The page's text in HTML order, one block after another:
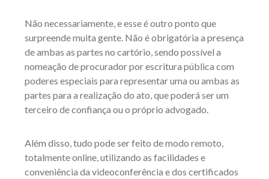
Não necessariamente, e esse é outro ponto que
surpreende muita gente. Não é obrigatória a presença
de ambas as partes no cartório, sendo possível a
nomeação de procurador por escritura pública com
poderes especiais para representar uma ou ambas as
partes para a realização do ato, que poderá ser um
terceiro de confiança ou o próprio advogado.
Além disso, tudo pode ser feito de modo remoto,
totalmente online, utilizando as facilidades e
conveniência da videoconferência e dos certificados